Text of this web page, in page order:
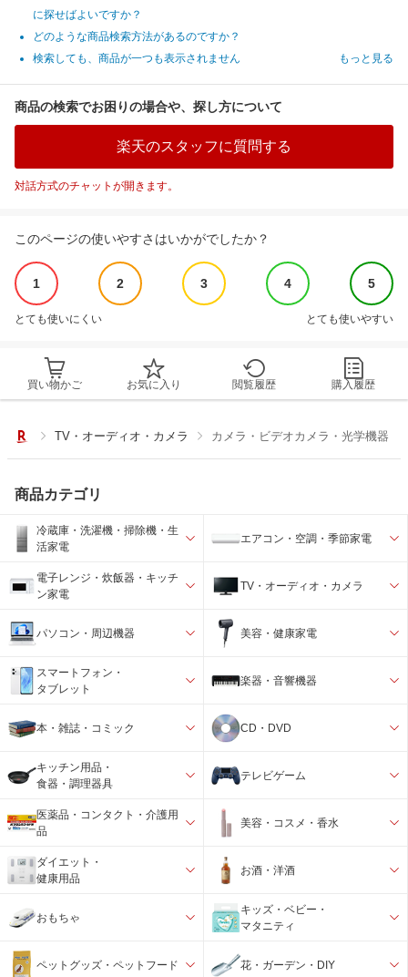
に探せばよいですか？
どのような商品検索方法があるのですか？
検索しても、商品が一つも表示されません
もっと見る
商品の検索でお困りの場合や、探し方について
楽天のスタッフに質問する
対話方式のチャットが開きます。
このページの使いやすさはいかがでしたか？
1 2 3 4 5
とても使いにくい とても使いやすい
買い物かご お気に入り 閲覧履歴 購入履歴
TV・オーディオ・カメラ カメラ・ビデオカメラ・光学機器
商品カテゴリ
冷蔵庫・洗濯機・掃除機・生
活家電
エアコン・空調・季節家電
電子レンジ・炊飯器・キッチ
ン家電
TV・オーディオ・カメラ
パソコン・周辺機器 美容・健康家電
スマートフォン・
タブレット
楽器・音響機器
本・雑誌・コミック CD・DVD
キッチン用品・
食器・調理器具
テレビゲーム
医薬品・コンタクト・介護用
品
美容・コスメ・香水
ダイエット・
健康用品
お酒・洋酒
おもちゃ
キッズ・ベビー・
マタニティ
ペットグッズ・ペットフード 花・ガーデン・DIY